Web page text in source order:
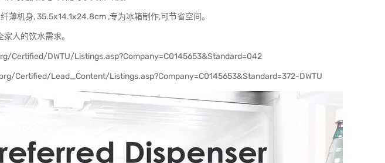
薄机身, 35.5x14.1x24.8cm ,专为冰箱制作,可节省空间。
人的饮水需求。
Certified/DWTU/Listings.asp?Company=C0145653&Standard=042
Certified/Lead_Content/Listings.asp?Company=C0145653&Standard=372-DWTU